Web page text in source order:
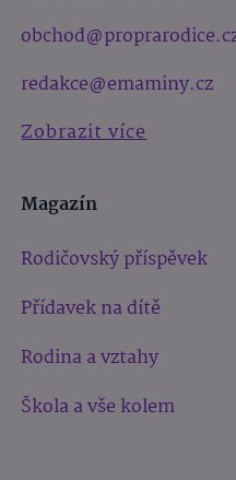
redakce@emaminy.cz
Zobrazit více
Magazín
Rodičovský příspěvek
Přídavek na dítě
Rodina a vztahy
Škola a vše kolem